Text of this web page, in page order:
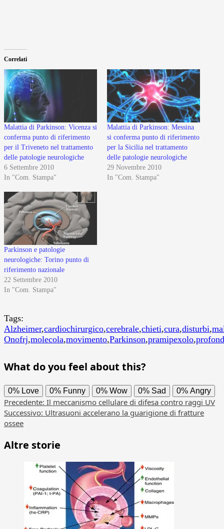
Correlati
Malattia di Parkinson: Vicenza si
conferma punto di riferimento
per il Triveneto nel trattamento
delle patologie neurologiche
6 Settembre 2010
In "Com. Stampa"
Malattia di Parkinson: Messina
si conferma punto di riferimento
per la Sicilia nel trattamento
delle patologie neurologiche
29 Novembre 2010
In "Com. Stampa"
Parkinson e patologie
neurologiche: Torino punto di
riferimento nazionale
22 Settembre 2010
In "Com. Stampa"
Tags:
Alzheimer,cardiochirurgico,cerebrale,chieti,cura,disturbi,
Onofrj,molecola,movimento,Parkinson,pramipexolo,
What do you feel about this?
0% Love 0% Funny 0% Wow 0% Sad 0% Angry
Navigazione
articolo
Precedente: Il meccanismo cellulare di difesa contro raggi UV
Successivo: Ultrasuoni accelerano la guarigione di fratture
ossee
Altre storie